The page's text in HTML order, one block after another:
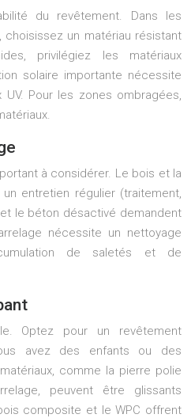
du revêtement. Dans les
choisissez un matériau résistant
privilégiez les matériaux
solaire importante nécessite
Pour les zones ombragées,
à considérer. Le bois et la
entretien régulier (traitement,
le béton désactivé demandent
nécessite un nettoyage
de saletés et de
Optez pour un revêtement
avez des enfants ou des
comme la pierre polie
peuvent être glissants
composite et le WPC offrent